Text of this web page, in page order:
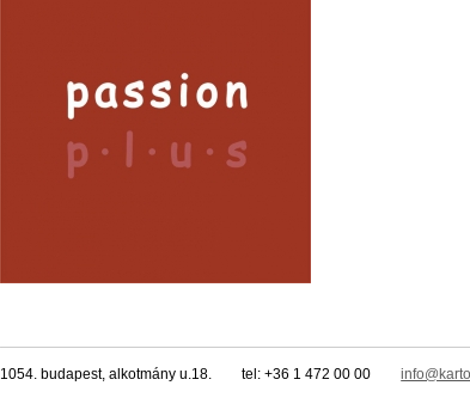
1054. budapest, alkotmány u.18. tel: +36 1 472 00 00